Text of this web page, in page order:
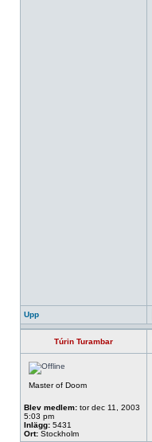
Upp
Túrin Turambar
Master of Doom
Blev medlem: tor dec 11, 2003
5:03 pm
Inlägg: 5431
Ort: Stockholm